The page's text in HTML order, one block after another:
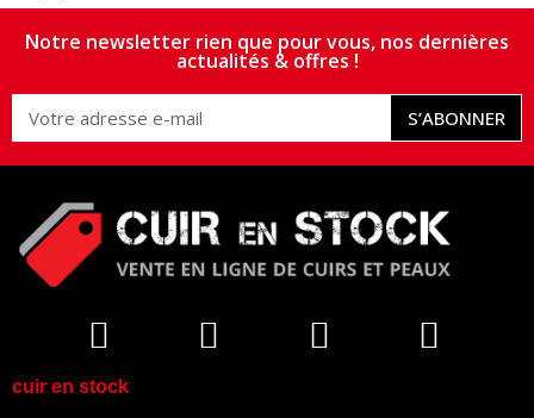
Notre newsletter rien que pour vous, nos dernières
actualités & offres !
S’ABONNER
cuir en stock